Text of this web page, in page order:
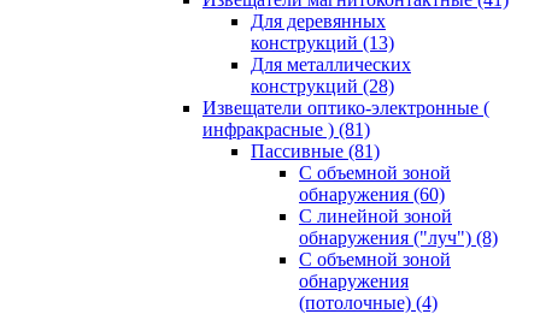
Для деревянных
конструкций (13)
Для металлических
конструкций (28)
Извещатели оптико-электронные (
инфракрасные ) (81)
Пассивные (81)
С объемной зоной
обнаружения (60)
С линейной зоной
обнаружения ("луч") (8)
С объемной зоной
обнаружения
(потолочные) (4)